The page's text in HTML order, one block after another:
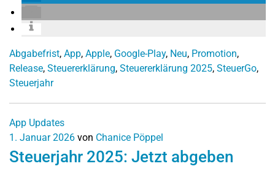
Abgabefrist, App, Apple, Google-Play, Neu, Promotion,
Release, Steuererklärung, Steuererklärung 2025, SteuerGo,
Steuerjahr
App Updates
1. Januar 2026 von Chanice Pöppel
Steuerjahr 2025: Jetzt abgeben